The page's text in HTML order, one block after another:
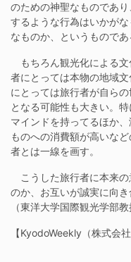
のための神聖なものであ
するような行為はいかが
なものか、というものであ
もちろん観光化による文
者にとっては本物の地域
にとっては旅行者が自ら
となる可能性も大きい。
マインドを持ってるほか
ものへの消費額が高いな
者とは一線を画す。
こうした旅行者に本来の
のか、お互いが誠実に向き
（東洋大学国際観光学部
【KyodoWeekly（株式会